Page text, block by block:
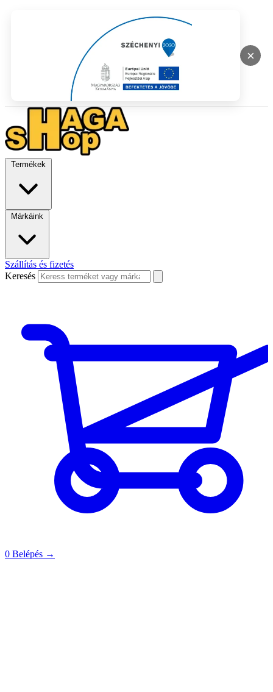
×
Termékek
Márkáink
Szállítás és fizetés
Keresés
0 Belépés →